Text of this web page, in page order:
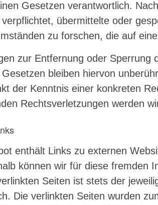
Gesetzen verantwortlich.
übermittelte oder
zu forschen, die auf
zur Entfernung oder Sperrung
bleiben hiervon
der Kenntnis einer konkreten
Rechtsverletzungen werden
enthält Links zu externen
können wir für diese fremden
Seiten ist stets der
Die verlinkten Seiten wurden